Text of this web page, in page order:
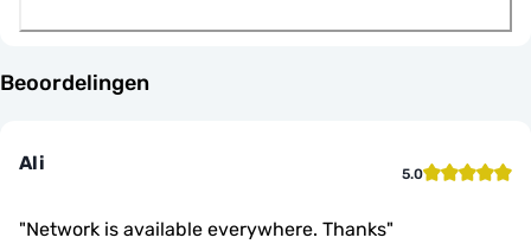
Beoordelingen
Ali 5.0
"Network is available everywhere. Thanks"